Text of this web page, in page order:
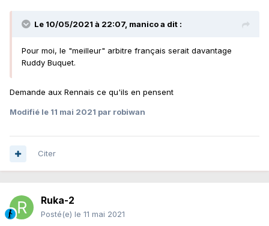
Le 10/05/2021 à 22:07, manicoa dit :
Pour moi, le "meilleur" arbitre français serait davantage
Ruddy Buquet.
Demande aux Rennais ce qu'ils en pensent
Modifié le 11 mai 2021 par robiwan
Citer
Ruka-2
Posté(e) le 11 mai 2021